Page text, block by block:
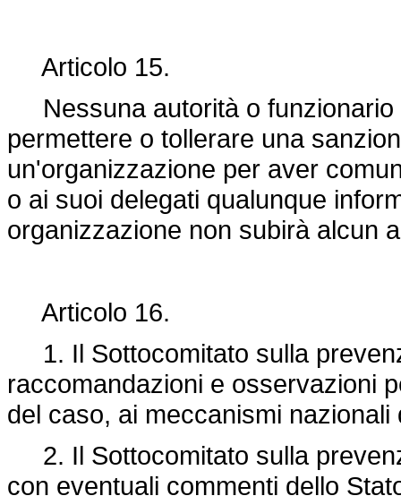
Articolo 15.
Nessuna autorità o funzionario
permettere o tollerare una
un'organizzazione per aver
o ai suoi delegati qualunque
organizzazione non subirà alcun
Articolo 16.
1. Il Sottocomitato sulla
raccomandazioni e osservazioni
del caso, ai meccanismi nazionali
2. Il Sottocomitato sulla
con eventuali commenti dello